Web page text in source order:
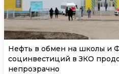
Нефть в обмен на школы и
социнвестиций в ЗКО
непрозрачно